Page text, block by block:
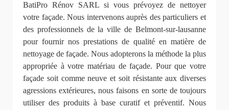
BatiPro Rénov SARL si vous prévoyez de nettoyer
votre façade. Nous intervenons auprès des particuliers et
des professionnels de la ville de Belmont-sur-lausanne
pour fournir nos prestations de qualité en matière de
nettoyage de façade. Nous adopterons la méthode la plus
appropriée à votre matériau de façade. Pour que votre
façade soit comme neuve et soit résistante aux diverses
agressions extérieures, nous faisons en sorte de toujours
utiliser des produits à base curatif et préventif. Nous